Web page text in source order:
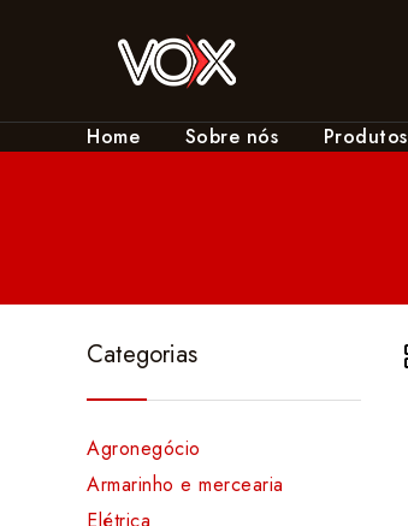
Home Sobre nós Produtos
Categorias
Agronegócio
Armarinho e mercearia